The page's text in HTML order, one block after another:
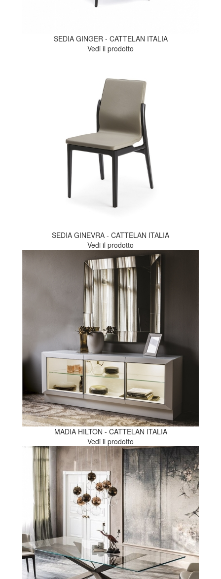
SEDIA GINGER - CATTELAN ITALIA
Vedi il prodotto
SEDIA GINEVRA - CATTELAN ITALIA
Vedi il prodotto
MADIA HILTON - CATTELAN ITALIA
Vedi il prodotto